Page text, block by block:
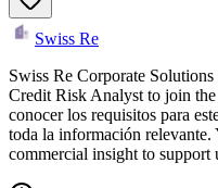
Swiss Re
Swiss Re Corporate
Credit Risk Analyst to join
conocer los requisitos para
toda la información
commercial insight to support